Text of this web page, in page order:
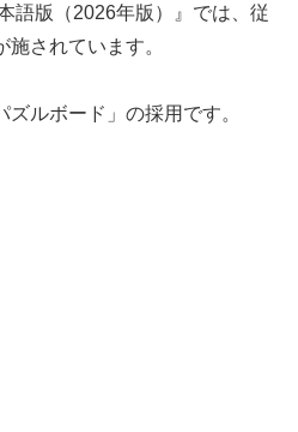
語版（2026年版）』では、従
されています。
ルボード」の採用です。